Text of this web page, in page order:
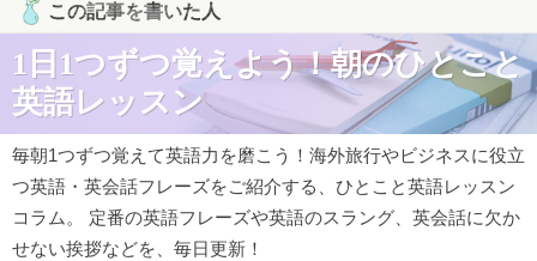
この記事を書いた人
1日1つずつ覚えよう！朝のひとこと
英語レッスン
毎朝1つずつ覚えて英語力を磨こう！海外旅行やビジネスに役立
つ英語・英会話フレーズをご紹介する、ひとこと英語レッスン
コラム。 定番の英語フレーズや英語のスラング、英会話に欠か
せない挨拶などを、毎日更新！